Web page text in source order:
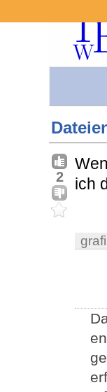
2
ich